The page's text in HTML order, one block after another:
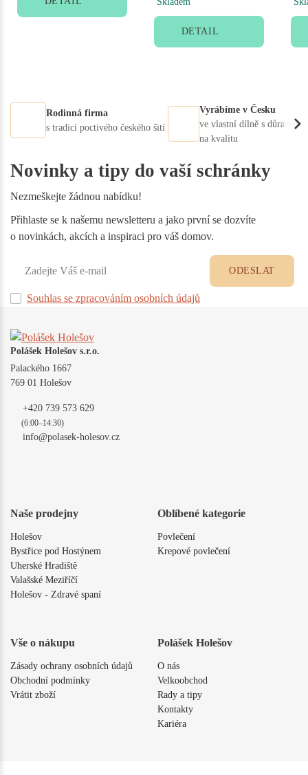
DETAIL
Rodinná firma
s tradicí poctivého českého šití
Vyrábíme v Česku
ve vlastní dílně s důrazem
na kvalitu
Novinky a tipy do vaší schránky
Nezmeškejte žádnou nabídku!
Přihlaste se k našemu newsletteru a jako první se dozvíte
o novinkách, akcích a inspiraci pro váš domov.
Souhlas se zpracováním osobních údajů
ODESLAT
Polášek Holešov s.r.o.
Palackého 1667
769 01 Holešov
+420 739 573 629
(6:00–14:30)
info@polasek-holesov.cz
Naše prodejny
Holešov
Bystřice pod Hostýnem
Uherské Hradiště
Valašské Meziříčí
Holešov - Zdravé spaní
Oblíbené kategorie
Povlečení
Krepové povlečení
Vše o nákupu
Zásady ochrany osobních údajů
Obchodní podmínky
Vrátit zboží
Polášek Holešov
O nás
Velkoobchod
Rady a tipy
Kontakty
Kariéra